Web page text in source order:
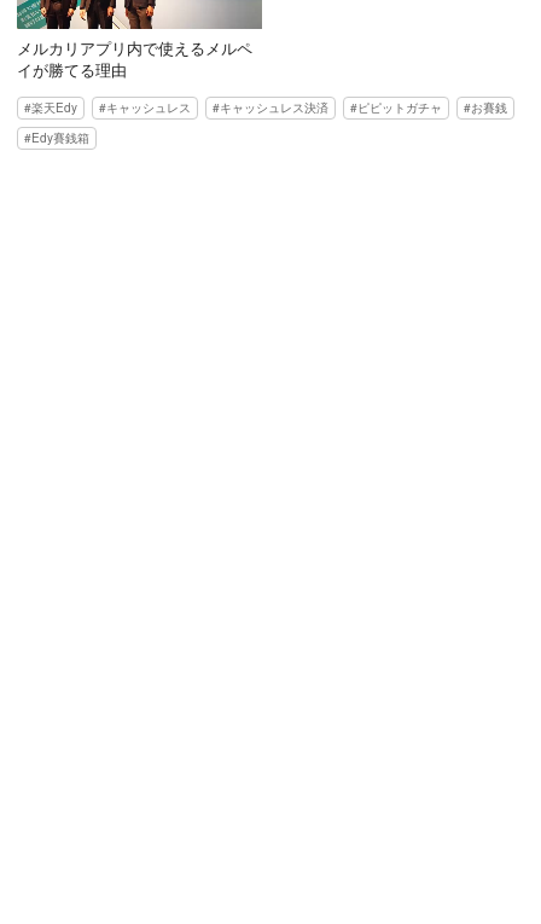
メルカリアプリ内で使えるメルペ
イが勝てる理由
楽天Edy キャッシュレス キャッシュレス決済 ピピットガチャ
お賽銭
Edy賽銭箱